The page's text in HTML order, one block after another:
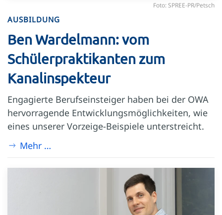
Foto: SPREE-PR/Petsch
AUSBILDUNG
Ben Wardelmann: vom
Schülerpraktikanten zum
Kanalinspekteur
Engagierte Berufseinsteiger haben bei der OWA
hervorragende Entwicklungsmöglichkeiten, wie
eines unserer Vorzeige-Beispiele unterstreicht.
Mehr …